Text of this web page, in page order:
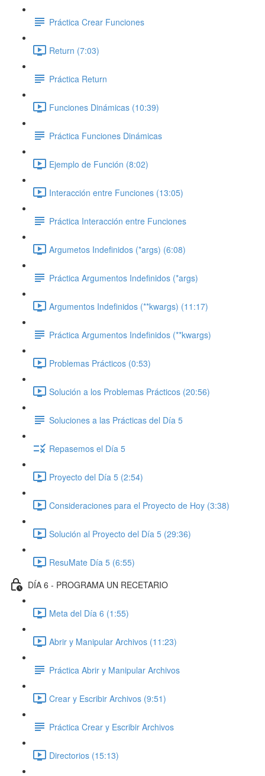
Práctica Crear Funciones
Return (7:03)
Práctica Return
Funciones Dinámicas (10:39)
Práctica Funciones Dinámicas
Ejemplo de Función (8:02)
Interacción entre Funciones (13:05)
Práctica Interacción entre Funciones
Argumetos Indefinidos (*args) (6:08)
Práctica Argumentos Indefinidos (*args)
Argumentos Indefinidos (**kwargs) (11:17)
Práctica Argumentos Indefinidos (**kwargs)
Problemas Prácticos (0:53)
Solución a los Problemas Prácticos (20:56)
Soluciones a las Prácticas del Día 5
Repasemos el Día 5
Proyecto del Día 5 (2:54)
Consideraciones para el Proyecto de Hoy (3:38)
Solución al Proyecto del Día 5 (29:36)
ResuMate Día 5 (6:55)
DÍA 6 - PROGRAMA UN RECETARIO
Meta del Día 6 (1:55)
Abrir y Manipular Archivos (11:23)
Práctica Abrir y Manipular Archivos
Crear y Escribir Archivos (9:51)
Práctica Crear y Escribir Archivos
Directorios (15:13)